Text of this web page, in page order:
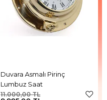
Duvara Asmalı Pirinç
Lumbuz Saat
11.000,00 TL